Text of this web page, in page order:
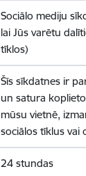
Sociālo mediju
lai Jūs varētu
tīklos)
Šīs sīkdatnes ir
un satura
mūsu vietnē,
sociālos tīklus vai
24 stundas